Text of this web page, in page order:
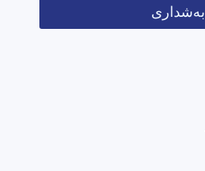
بەشداری